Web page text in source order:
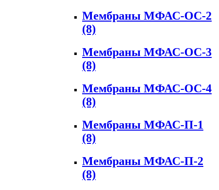
Мембраны МФАС-ОС-2
(8)
Мембраны МФАС-ОС-3
(8)
Мембраны МФАС-ОС-4
(8)
Мембраны МФАС-П-1
(8)
Мембраны МФАС-П-2
(8)